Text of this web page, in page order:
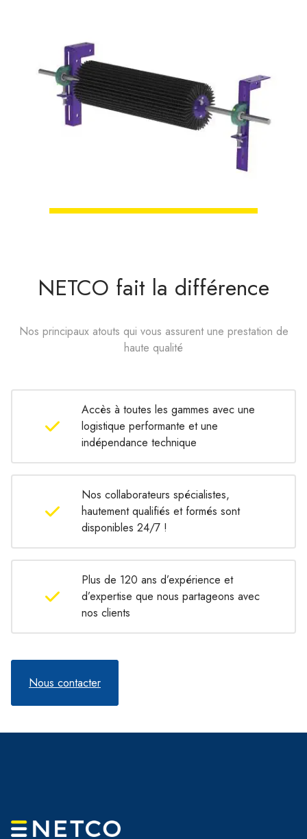
NETCO fait la différence
Nos principaux atouts qui vous assurent une prestation de
haute qualité
Accès à toutes les gammes avec une
logistique performante et une
indépendance technique
Nos collaborateurs spécialistes,
hautement qualifiés et formés sont
disponibles 24/7 !
Plus de 120 ans d’expérience et
d’expertise que nous partageons avec
nos clients
Nous contacter